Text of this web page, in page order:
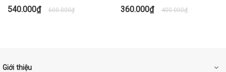
치 볼캡 FL394 Size -S
540.000₫ 600.000₫ 360.000₫ 400.000₫
Giới thiệu